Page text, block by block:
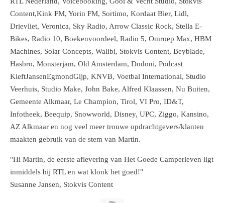
Content,Kink FM, Yorin FM, Sortimo, Kordaat Bier, Lidl,
Drievliet, Veronica, Sky Radio, Arrow Classic Rock, Stella E-
Bikes, Radio 10, Boekenvoordeel, Radio 5, Omroep Max, HBM
Machines, Solar Concepts, Walibi, Stokvis Content, Beyblade,
Hasbro, Monsterjam, Old Amsterdam, Dodoni, Podcast
KieftJansenEgmondGijp, KNVB, Voetbal International, Studio
Veerhuis, Studio Make, John Bake, Alfred Klaassen, Nu Buiten,
Gemeente Alkmaar, Le Champion, Tirol, VI Pro, ID&T,
Infotheek, Beequip, Snowworld, Disney, UPC, Ziggo, Kansino,
AZ Alkmaar en nog veel meer trouwe opdrachtgevers/klanten
maakten gebruik van de stem van Martin.
"Hi Martin, de eerste aflevering van Het Goede Camperleven ligt
inmiddels bij RTL en wat klonk het goed!"
Susanne Jansen, Stokvis Content